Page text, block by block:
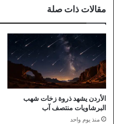
مقالات ذات صلة
الأردن يشهد ذروة زخات شهب
البرشاويات منتصف آب
منذ يوم واحد